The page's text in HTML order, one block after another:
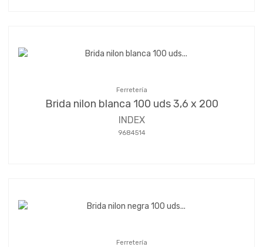
Ferretería
Brida nilon blanca 100 uds 3,6 x 200
INDEX
9684514
Ferretería